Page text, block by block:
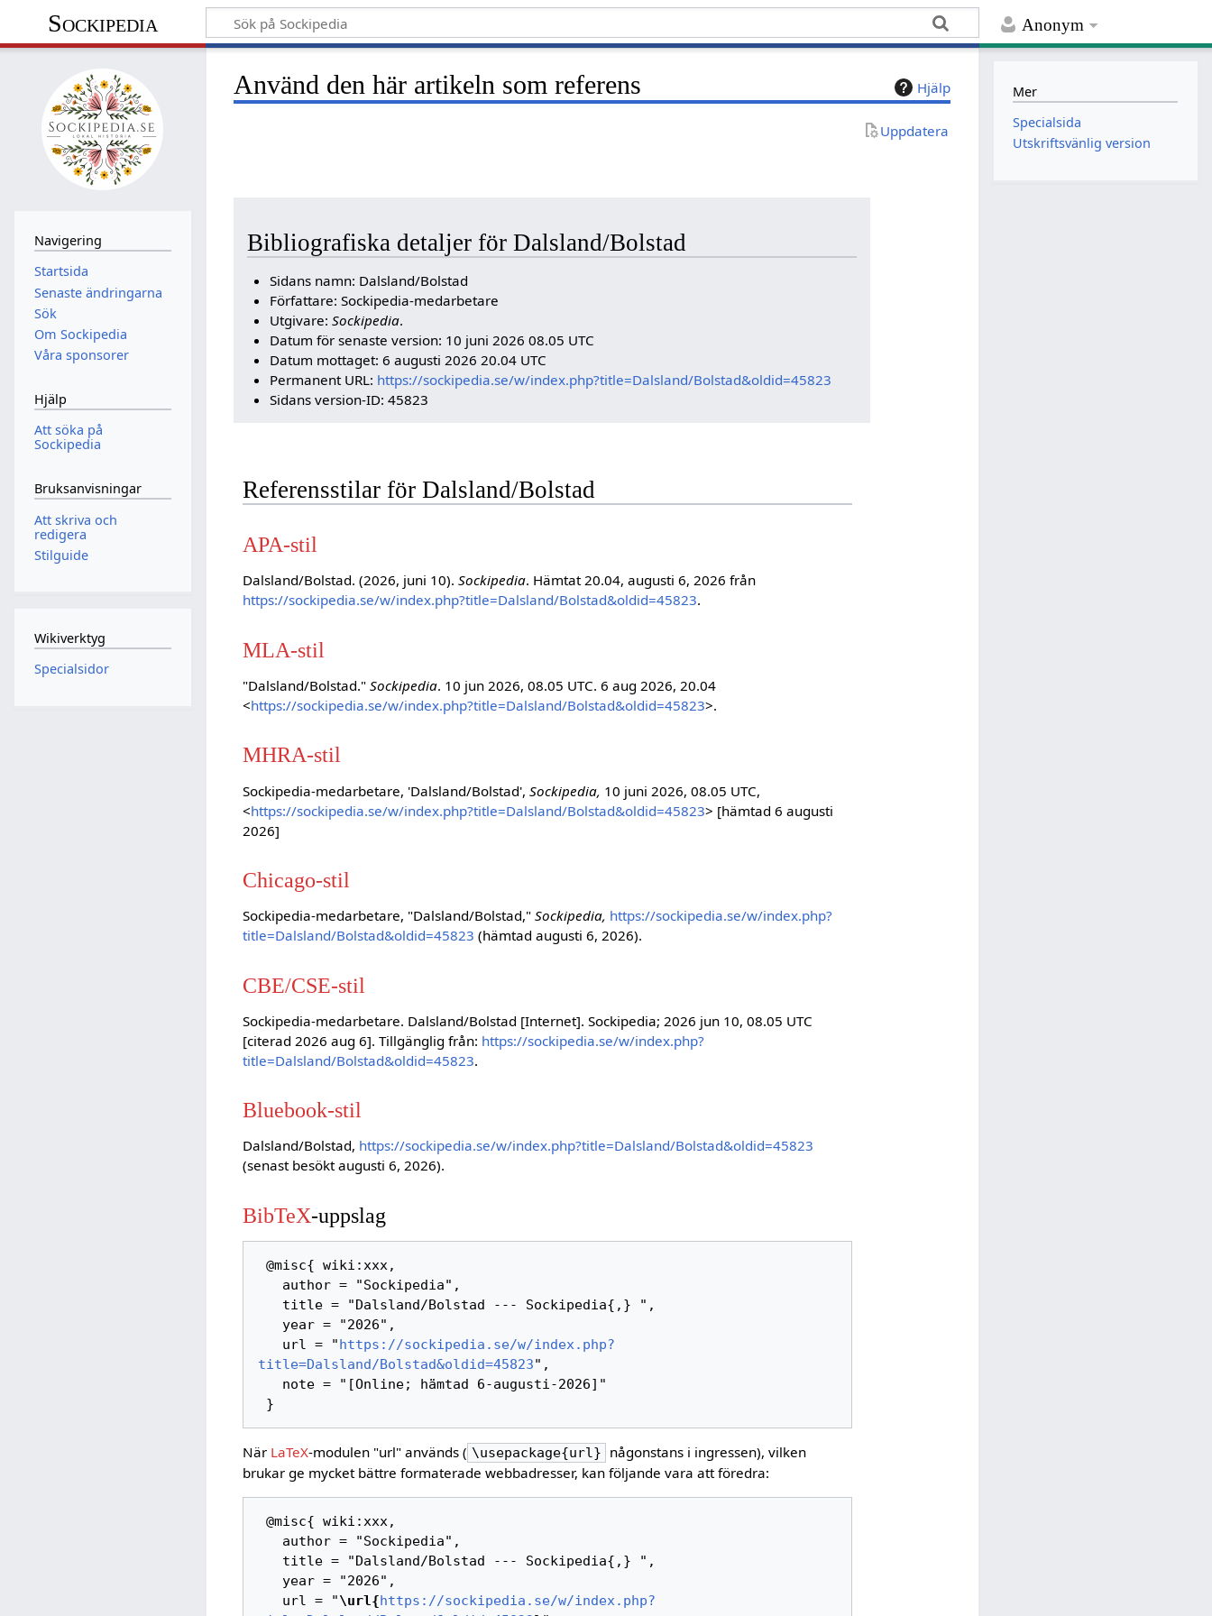
Anonym
Sockipedia
Hjälp
Använd den här artikeln som referens
Uppdatera
Bibliografiska detaljer för Dalsland/Bolstad
Sidans namn: Dalsland/Bolstad
Författare: Sockipedia-medarbetare
Utgivare: Sockipedia.
Datum för senaste version: 10 juni 2026 08.05 UTC
Datum mottaget: 6 augusti 2026 20.04 UTC
Permanent URL: https://sockipedia.se/w/index.php?title=Dalsland/Bolstad&oldid=45823
Sidans version-ID: 45823
Referensstilar för Dalsland/Bolstad
APA-stil
Dalsland/Bolstad. (2026, juni 10).Sockipedia. Hämtat 20.04, augusti 6, 2026 från
https://sockipedia.se/w/index.php?title=Dalsland/Bolstad&oldid=45823.
MLA-stil
"Dalsland/Bolstad."Sockipedia. 10 jun 2026, 08.05 UTC. 6 aug 2026, 20.04
<https://sockipedia.se/w/index.php?title=Dalsland/Bolstad&oldid=45823>.
MHRA-stil
Sockipedia-medarbetare, 'Dalsland/Bolstad',Sockipedia, 10 juni 2026, 08.05 UTC,
<https://sockipedia.se/w/index.php?title=Dalsland/Bolstad&oldid=45823> [hämtad 6 augusti
2026]
Chicago-stil
Sockipedia-medarbetare, "Dalsland/Bolstad,"Sockipedia, https://sockipedia.se/w/index.php?
title=Dalsland/Bolstad&oldid=45823 (hämtad augusti 6, 2026).
CBE/CSE-stil
Sockipedia-medarbetare. Dalsland/Bolstad [Internet]. Sockipedia; 2026 jun 10, 08.05 UTC
[citerad 2026 aug 6]. Tillgänglig från: https://sockipedia.se/w/index.php?
title=Dalsland/Bolstad&oldid=45823.
Bluebook-stil
Dalsland/Bolstad, https://sockipedia.se/w/index.php?title=Dalsland/Bolstad&oldid=45823
(senast besökt augusti 6, 2026).
BibTeX-uppslag
   url = "
https://sockipedia.se/w/index.php?
title=Dalsland/Bolstad&oldid=45823",
När LaTeX-modulen "url" används ( \usepackage{url}
någonstans i ingressen), vilken
brukar ge mycket bättre formaterade webbadresser, kan följande vara att föredra:
   url = "
\url{https://sockipedia.se/w/index.php?
Navigering
Startsida
Senaste ändringarna
Sök
Om Sockipedia
Våra sponsorer
Hjälp
Att söka på
Sockipedia
Bruksanvisningar
Att skriva och
redigera
Stilguide
Wikiverktyg
Specialsidor
Mer
Specialsida
Utskriftsvänlig version